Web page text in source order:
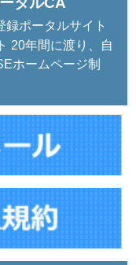
ポータルサイト
20年間に渡り、自
ホームページ制